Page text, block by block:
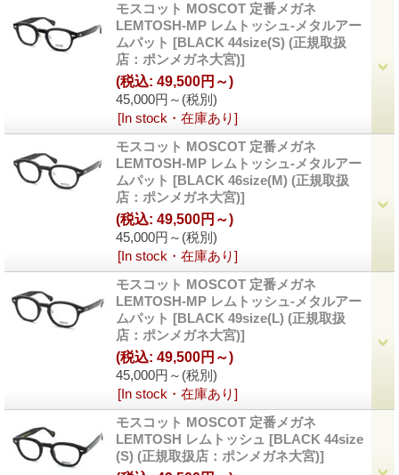
モスコット MOSCOT 定番メガネ
LEMTOSH-MP レムトッシュ-メタルアー
ムパット [BLACK 44size(S) (正規取扱
店：ポンメガネ大宮)]
45,000円～ (税別)
(税込: 49,500円～)
[In stock・在庫あり]
モスコット MOSCOT 定番メガネ
LEMTOSH-MP レムトッシュ-メタルアー
ムパット [BLACK 46size(M) (正規取扱
店：ポンメガネ大宮)]
45,000円～ (税別)
(税込: 49,500円～)
[In stock・在庫あり]
モスコット MOSCOT 定番メガネ
LEMTOSH-MP レムトッシュ-メタルアー
ムパット [BLACK 49size(L) (正規取扱
店：ポンメガネ大宮)]
45,000円～ (税別)
(税込: 49,500円～)
[In stock・在庫あり]
モスコット MOSCOT 定番メガネ
LEMTOSH レムトッシュ [BLACK 44size
(S) (正規取扱店：ポンメガネ大宮)]